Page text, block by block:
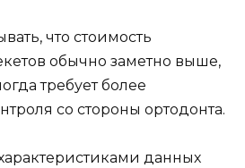
что стоимость
обычно заметно выше,
требует более
со стороны ортодонта.
данных